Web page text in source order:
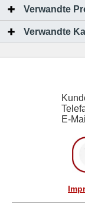
Verwandte
Verwandte
E-